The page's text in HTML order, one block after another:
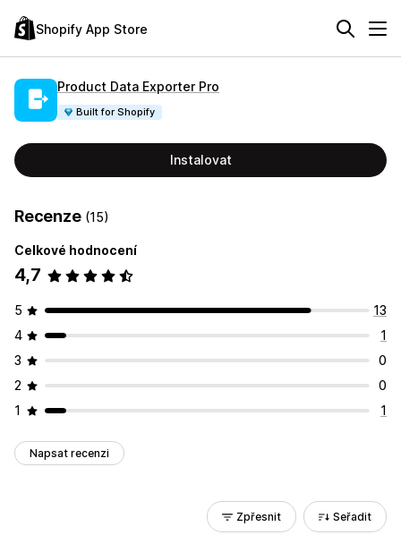
Shopify App Store
Product Data Exporter Pro
Built for Shopify
Instalovat
Recenze (15)
Celkové hodnocení
4,7
5
13
4
1
3
0
2
0
1
1
Napsat recenzi
Zpřesnit Seřadit